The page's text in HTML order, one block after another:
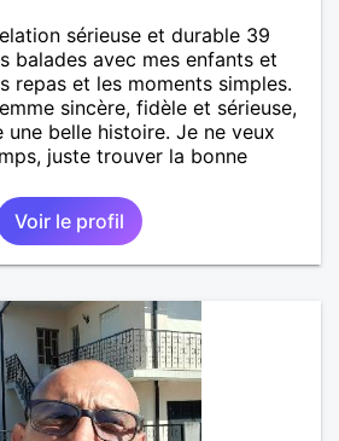
sérieuse et durable 39
balades avec mes enfants et
repas et les moments simples.
sincère, fidèle et sérieuse,
belle histoire. Je ne veux
juste trouver la bonne
Voir le profil